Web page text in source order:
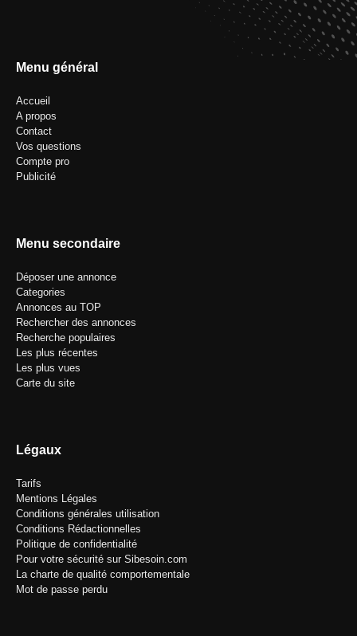
Menu général
Accueil
A propos
Contact
Vos questions
Compte pro
Publicité
Menu secondaire
Déposer une annonce
Categories
Annonces au TOP
Rechercher des annonces
Recherche populaires
Les plus récentes
Les plus vues
Carte du site
Légaux
Tarifs
Mentions Légales
Conditions générales utilisation
Conditions Rédactionnelles
Politique de confidentialité
Pour votre sécurité sur Sibesoin.com
La charte de qualité comportementale
Mot de passe perdu